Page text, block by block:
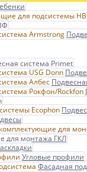
система Primet
для монтажа ГКЛ
Угловые профили
Фасадная